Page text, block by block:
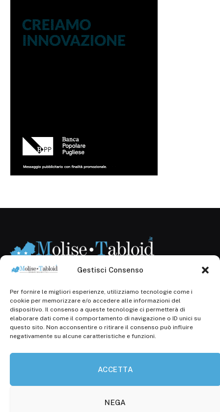
Gestisci Consenso
Per fornire le migliori esperienze, utilizziamo tecnologie come i
cookie per memorizzare e/o accedere alle informazioni del
dispositivo. Il consenso a queste tecnologie ci permetterà di
elaborare dati come il comportamento di navigazione o ID unici su
questo sito. Non acconsentire o ritirare il consenso può influire
negativamente su alcune caratteristiche e funzioni.
ACCETTA
NEGA
Registr. presso il Tribunale di Campobasso: 3/2013 del
14.11.2013, Cron. 1254
Roc: iscrizione n° 25549 (Prot. 1138/com/15 del
30.04.2015)
P.Iva: 01707150700